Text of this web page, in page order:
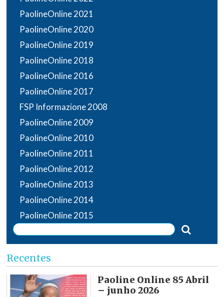
PaolineOnline 2021
PaolineOnline 2020
PaolineOnline 2019
PaolineOnline 2018
PaolineOnline 2016
PaolineOnline 2017
FSP Informazione 2008
PaolineOnline 2009
PaolineOnline 2010
PaolineOnline 2011
PaolineOnline 2012
PaolineOnline 2013
PaolineOnline 2014
PaolineOnline 2015
Recentes
Paoline Online 85 Abril
– junho 2026